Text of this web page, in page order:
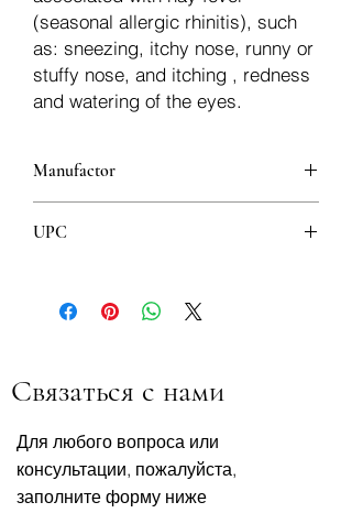
(seasonal allergic rhinitis), such
as: sneezing, itchy nose, runny or
stuffy nose, and itching , redness
and watering of the eyes.
Manufactor
UPC
Связаться с нами
Для любого вопроса или
консультации, пожалуйста,
заполните форму ниже